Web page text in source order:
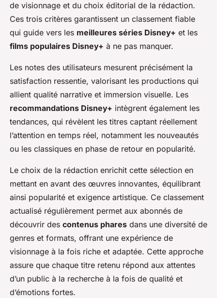
de visionnage et du choix éditorial de la rédaction.
Ces trois critères garantissent un classement fiable
qui guide vers les meilleures séries Disney+ et les
films populaires Disney+ à ne pas manquer.
Les notes des utilisateurs mesurent précisément la
satisfaction ressentie, valorisant les productions qui
allient qualité narrative et immersion visuelle. Les
recommandations Disney+ intègrent également les
tendances, qui révèlent les titres captant réellement
l’attention en temps réel, notamment les nouveautés
ou les classiques en phase de retour en popularité.
Le choix de la rédaction enrichit cette sélection en
mettant en avant des œuvres innovantes, équilibrant
ainsi popularité et exigence artistique. Ce classement
actualisé régulièrement permet aux abonnés de
découvrir des contenus phares dans une diversité de
genres et formats, offrant une expérience de
visionnage à la fois riche et adaptée. Cette approche
assure que chaque titre retenu répond aux attentes
d’un public à la recherche à la fois de qualité et
d’émotions fortes.